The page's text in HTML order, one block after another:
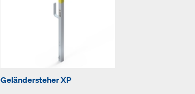
Geländersteher XP